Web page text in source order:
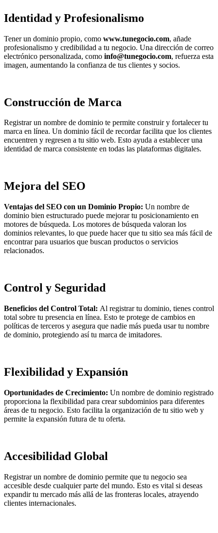
Identidad y Profesionalismo
Tener un dominio propio, como www.tunegocio.com, añade
profesionalismo y credibilidad a tu negocio. Una dirección de correo
electrónico personalizada, como info@tunegocio.com, refuerza esta
imagen, aumentando la confianza de tus clientes y socios.
Construcción de Marca
Registrar un nombre de dominio te permite construir y fortalecer tu
marca en línea. Un dominio fácil de recordar facilita que los clientes
encuentren y regresen a tu sitio web. Esto ayuda a establecer una
identidad de marca consistente en todas las plataformas digitales.
Mejora del SEO
Ventajas del SEO con un Dominio Propio: Un nombre de
dominio bien estructurado puede mejorar tu posicionamiento en
motores de búsqueda. Los motores de búsqueda valoran los
dominios relevantes, lo que puede hacer que tu sitio sea más fácil de
encontrar para usuarios que buscan productos o servicios
relacionados.
Control y Seguridad
Beneficios del Control Total: Al registrar tu dominio, tienes control
total sobre tu presencia en línea. Esto te protege de cambios en
políticas de terceros y asegura que nadie más pueda usar tu nombre
de dominio, protegiendo así tu marca de imitadores.
Flexibilidad y Expansión
Oportunidades de Crecimiento: Un nombre de dominio registrado
proporciona la flexibilidad para crear subdominios para diferentes
áreas de tu negocio. Esto facilita la organización de tu sitio web y
permite la expansión futura de tu oferta.
Accesibilidad Global
Registrar un nombre de dominio permite que tu negocio sea
accesible desde cualquier parte del mundo. Esto es vital si deseas
expandir tu mercado más allá de las fronteras locales, atrayendo
clientes internacionales.